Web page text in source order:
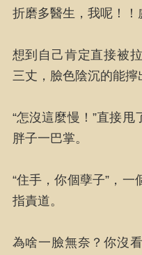
折磨多醫生，我呢！！
想到自己肯定直接被
三丈，臉色陰沉的能擰
“怎沒這麼慢！”直接
胖子一巴掌。
“住手，你個孽子”，
指責道。
為啥一臉無奈？你沒